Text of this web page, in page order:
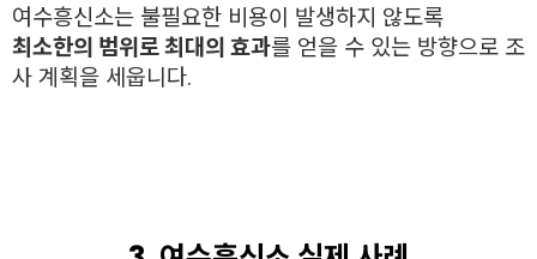
여수흥신소는 불필요한 비용이 발생하지 않도록
최소한의 범위로 최대의 효과를 얻을 수 있는 방향으로 조
사 계획을 세웁니다.